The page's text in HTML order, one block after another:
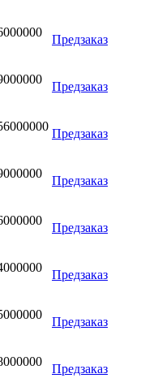
Предзаказ
Предзаказ
Предзаказ
Предзаказ
Предзаказ
Предзаказ
Предзаказ
Предзаказ